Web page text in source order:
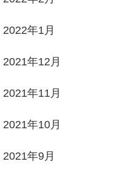
2022年1月
2021年12月
2021年11月
2021年10月
2021年9月